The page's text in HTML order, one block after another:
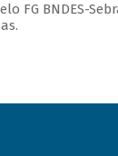
FG BNDES-